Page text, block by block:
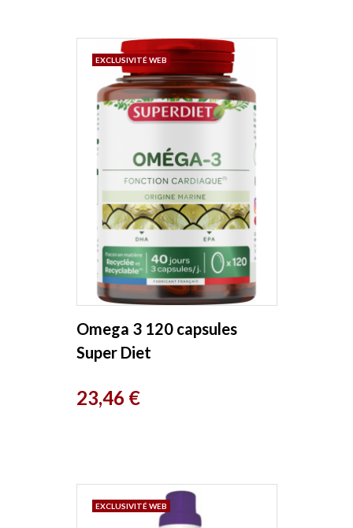
Omega 3 120 capsules
Super Diet
Prix
23,46 €
EXCLUSIVITÉ WEB
EXCLUSIVITÉ WEB